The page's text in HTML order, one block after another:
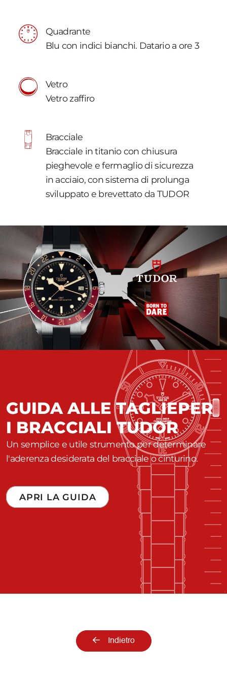
Quadrante
Blu con indici bianchi. Datario a ore 3
Vetro
Vetro zaffiro
Bracciale
Bracciale in titanio con chiusura
pieghevole e fermaglio di sicurezza
in acciaio, con sistema di prolunga
sviluppato e brevettato da TUDOR
GUIDA ALLE TAGLIEPER
I BRACCIALI TUDOR
Un semplice e utile strumento per determinare
l'aderenza desiderata del bracciale o cinturino.
APRI LA GUIDA
Indietro